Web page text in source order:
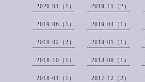
2020-01（1） 2019-11（2）
2019-06（1） 2019-04（1）
2019-02（2） 2019-01（1）
2018-10（1） 2018-08（1）
2018-01（1） 2017-12（2）